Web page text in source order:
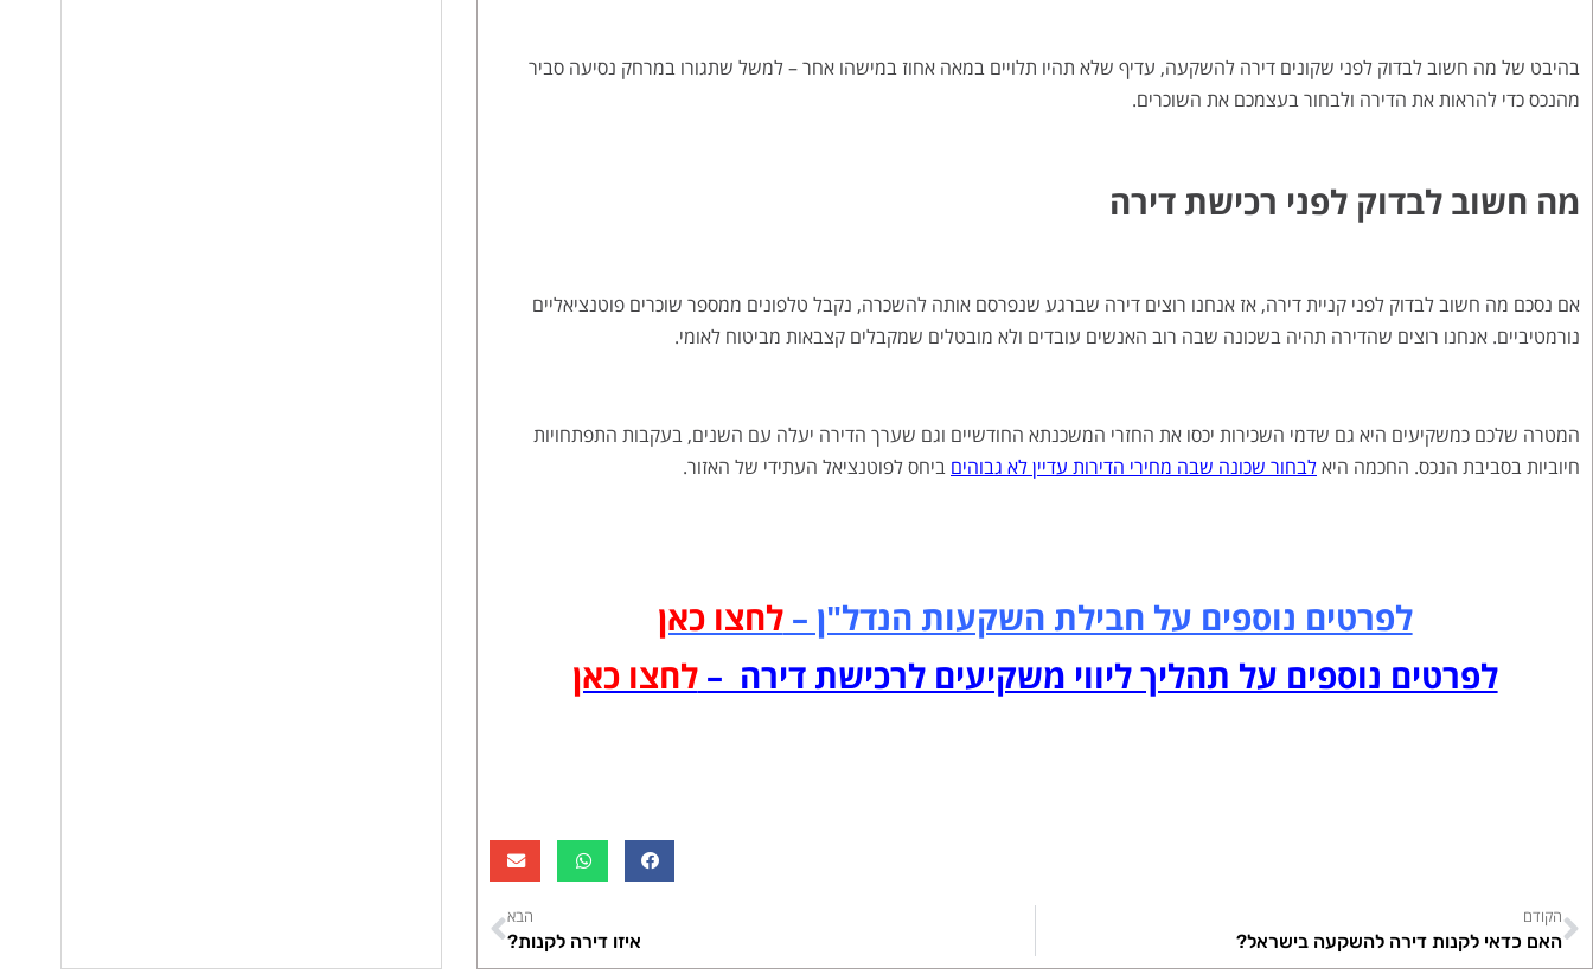
בהיבט של מה חשוב לבדוק לפני שקונים דירה להשקעה, עדיף שלא תהיו תלויים במאה אחוז במישהו אחר – למשל שתגורו במרחק נסיעה סביר
מהנכס כדי להראות את הדירה ולבחור בעצמכם את השוכרים.
מה חשוב לבדוק לפני רכישת דירה
אם נסכם מה חשוב לבדוק לפני קניית דירה, אז אנחנו רוצים דירה שברגע שנפרסם אותה להשכרה, נקבל טלפונים ממספר שוכרים פוטנציאליים
נורמטיביים. אנחנו רוצים שהדירה תהיה בשכונה שבה רוב האנשים עובדים ולא מובטלים שמקבלים קצבאות מביטוח לאומי.
המטרה שלכם כמשקיעים היא גם שדמי השכירות יכסו את החזרי המשכנתא החודשיים וגם שערך הדירה יעלה עם השנים, בעקבות התפתחויות
חיוביות בסביבת הנכס. החכמה היאלבחור שכונה שבה מחירי הדירות עדיין לא גבוהים ביחס לפוטנציאל העתידי של האזור.
לפרטים נוספים על חבילת השקעות הנדל"ן –לחצו כאן
לפרטים נוספים על תהליך ליווי משקיעים לרכישת דירה –לחצו כאן
הקודם
האם כדאי לקנות דירה להשקעה בישראל?
הבא
איזו דירה לקנות?